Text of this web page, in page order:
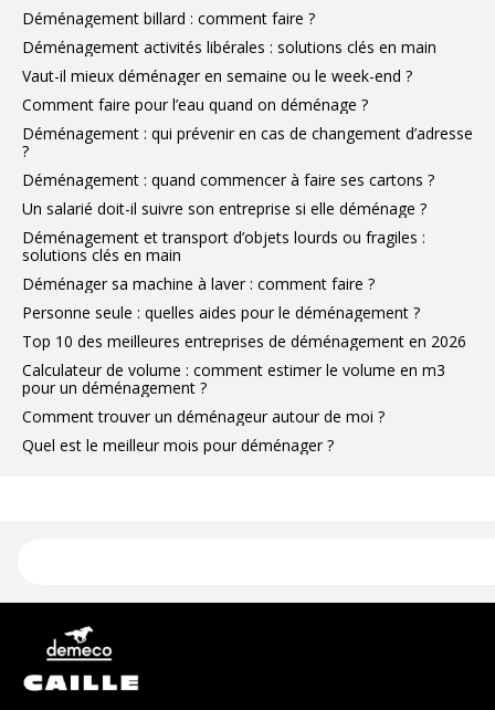
Déménagement billard : comment faire ?
Déménagement activités libérales : solutions clés en main
Vaut-il mieux déménager en semaine ou le week-end ?
Comment faire pour l’eau quand on déménage ?
Déménagement : qui prévenir en cas de changement d’adresse
?
Déménagement : quand commencer à faire ses cartons ?
Un salarié doit-il suivre son entreprise si elle déménage ?
Déménagement et transport d’objets lourds ou fragiles :
solutions clés en main
Déménager sa machine à laver : comment faire ?
Personne seule : quelles aides pour le déménagement ?
Top 10 des meilleures entreprises de déménagement en 2026
Calculateur de volume : comment estimer le volume en m3
pour un déménagement ?
Comment trouver un déménageur autour de moi ?
Quel est le meilleur mois pour déménager ?